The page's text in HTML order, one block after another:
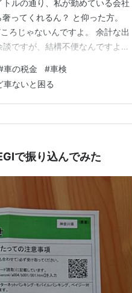
ルの通り、私が勤めている会社
ってくれるん？ と仰った方。
ろじゃないんですよ。 余計な出
ですが、結構不便なんですよ
てなんで今の時期に被っとんか
車の税金 #車検
車ないと困る
で振り込んでみた